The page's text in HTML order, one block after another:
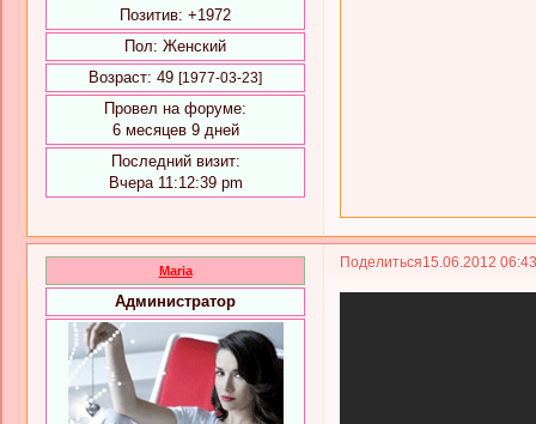
Позитив: +1972
Пол: Женский
Возраст: 49 [1977-03-23]
Провел на форуме:
6 месяцев 9 дней
Последний визит:
Вчера 11:12:39 pm
Поделиться15.06.2012
Maria
Администратор